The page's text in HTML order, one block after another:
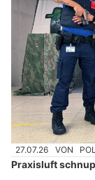
27.07.26 VON
Praxisluft